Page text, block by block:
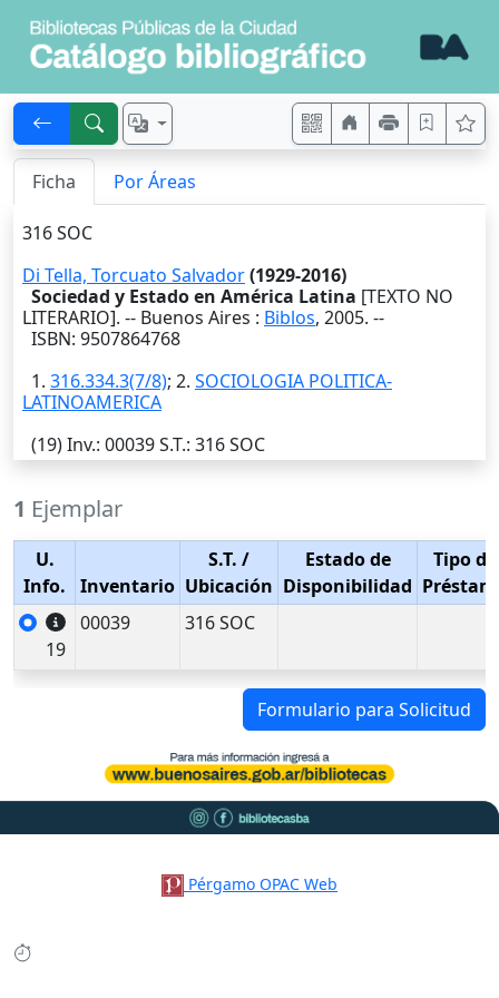
Ficha Por Áreas
316 SOC
Di Tella, Torcuato Salvador(1929-2016)
Sociedad y Estado en América Latina [TEXTO NO
LITERARIO]. -- Buenos Aires : Biblos, 2005. --
ISBN: 9507864768
1. 316.334.3(7/8); 2. SOCIOLOGIA POLITICA-
LATINOAMERICA
(19)Inv.: 00039S.T.: 316 SOC
1 Ejemplar
U.
Info.
Inventario
S.T. /
Ubicación
Estado de
Disponibilidad
Tipo de
19
00039 316 SOC
Formulario para Solicitud
Pérgamo OPAC Web